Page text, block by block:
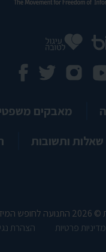
מאבקים
שאלות ותשובות
(ע"ר)
מדיניות פרטיות הצהרת